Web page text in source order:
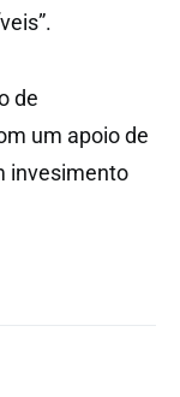
de
um apoio de
invesimento